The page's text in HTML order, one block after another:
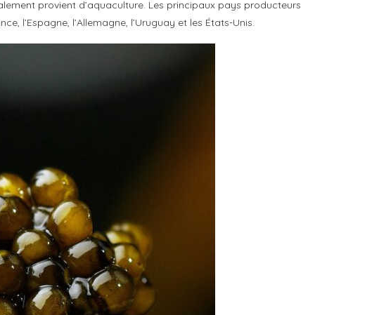
provient d’aquaculture. Les principaux pays producteurs
l’Espagne, l’Allemagne, l’Uruguay et les États-Unis.